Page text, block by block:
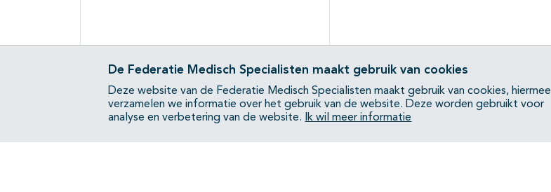
De Federatie Medisch Specialisten maakt gebruik van cookies
Deze website van de Federatie Medisch Specialisten maakt gebruik van cookies, hiermee
verzamelen we informatie over het gebruik van de website. Deze worden gebruikt voor
analyse en verbetering van de website.
Ik wil meer informatie